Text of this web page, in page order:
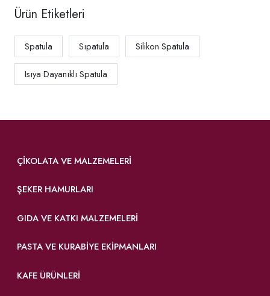
Ürün Etiketleri
Spatula Sıpatula Silikon Spatula
Isıya Dayanıklı Spatula
ÇIKOLATA VE MALZEMELERI
ŞEKER HAMURLARI
GIDA VE KATKI MALZEMELERI
PASTA VE KURABIYE EKIPMANLARI
KAFE ÜRÜNLERI